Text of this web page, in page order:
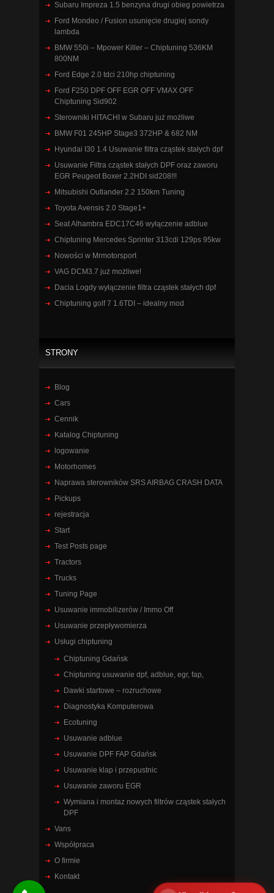
Subaru Impreza 1.5 benzyna drugi obieg powietrza
Ford Mondeo / Fusion usunięcie drugiej sondy
lambda
BMW 550i – Mpower Killer – Chiptuning 536KM
800NM
Ford Edge 2.0 tdci 210hp chiptuning
Ford F250 DPF OFF EGR OFF VMAX OFF
Chiptuning Sid902
Sterowniki HITACHI w Subaru już możliwe
BMW F01 245HP Stage3 372HP & 682 NM
Hyundai I30 1.4 Usuwanie filtra cząstek stałych dpf
Usuwanie Filtra cząstek stałych DPF oraz zaworu
EGR Peugeot Boxer 2.2HDI sid208!!!
Mitsubishi Outlander 2.2 150km Tuning
Toyota Avensis 2.0 Stage1+
Seat Alhambra EDC17C46 wyłączenie adblue
Chiptuning Mercedes Sprinter 313cdi 129ps 95kw
Nowości w Mrmotorsport
VAG DCM3.7 już możliwe!
Dacia Logdy wyłączenie filtra cząstek stałych dpf
Chiptuning golf 7 1.6TDI – idealny mod
STRONY
Blog
Cars
Cennik
Katalog Chiptuning
logowanie
Motorhomes
Naprawa sterowników SRS AIRBAG CRASH DATA
Pickups
rejestracja
Start
Test Posts page
Tractors
Trucks
Tuning Page
Usuwanie immobilizerów / Immo Off
Usuwanie przepływomierza
Usługi chiptuning
Chiptuning Gdańsk
Chiptuning usuwanie dpf, adblue, egr, fap,
Dawki startowe – rozruchowe
Diagnostyka Komputerowa
Ecotuning
Usuwanie adblue
Usuwanie DPF FAP Gdańsk
Usuwanie klap i przepustnic
Usuwanie zaworu EGR
Wymiana i montaz nowych filtrów cząstek stałych
DPF
Vans
Współpraca
O firmie
Kontakt